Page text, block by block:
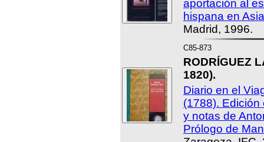
aportación al
hispana en
Madrid, 1996.
C85-873
RODRÍGUEZ
1820).
Diario en el
(1788). Edición
y notas de
Prólogo de